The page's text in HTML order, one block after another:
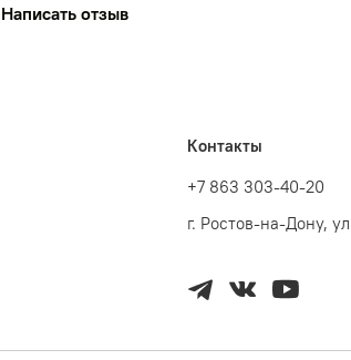
Написать отзыв
Контакты
+7 863 303-40-20
г. Ростов-на-Дону,